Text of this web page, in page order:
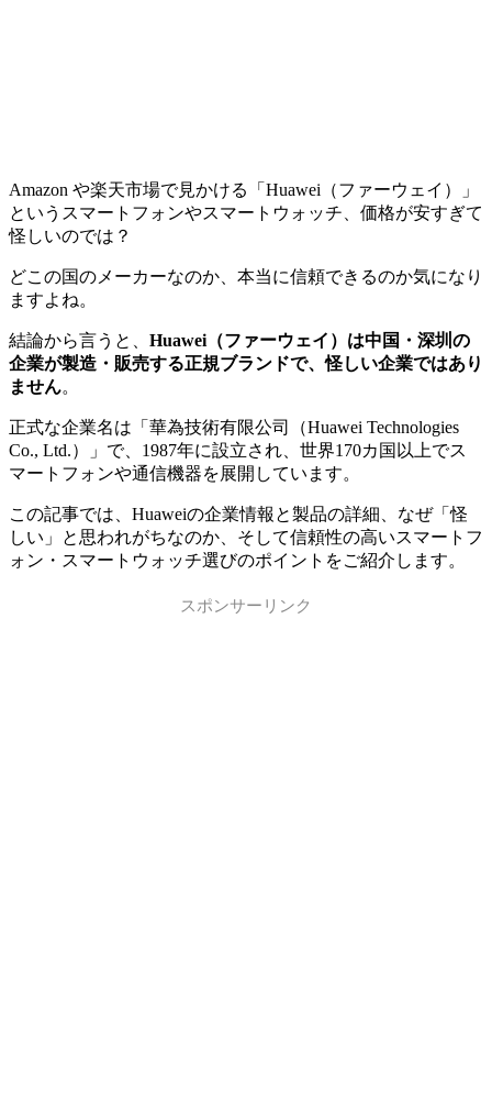
Amazon や楽天市場で見かける「Huawei（ファーウェイ）」
というスマートフォンやスマートウォッチ、価格が安すぎて
怪しいのでは？
どこの国のメーカーなのか、本当に信頼できるのか気になり
ますよね。
結論から言うと、 Huawei（ファーウェイ）は中国・深圳の
企業が製造・販売する正規ブランドで、怪しい企業ではあり
ません。
正式な企業名は「華為技術有限公司（Huawei Technologies
Co., Ltd.）」で、1987年に設立され、世界170カ国以上でス
マートフォンや通信機器を展開しています。
この記事では、Huaweiの企業情報と製品の詳細、なぜ「怪
しい」と思われがちなのか、そして信頼性の高いスマートフ
ォン・スマートウォッチ選びのポイントをご紹介します。
スポンサーリンク